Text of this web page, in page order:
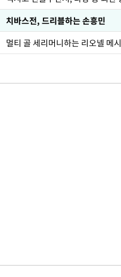
치바스전, 드리블하는 손흥민
멀티 골 세리머니하는 리오넬 메시